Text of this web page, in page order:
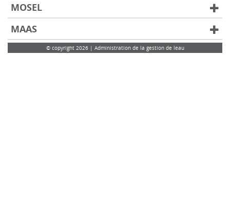
MOSEL
MAAS
© copyright 2026 | Administration de la gestion de leau